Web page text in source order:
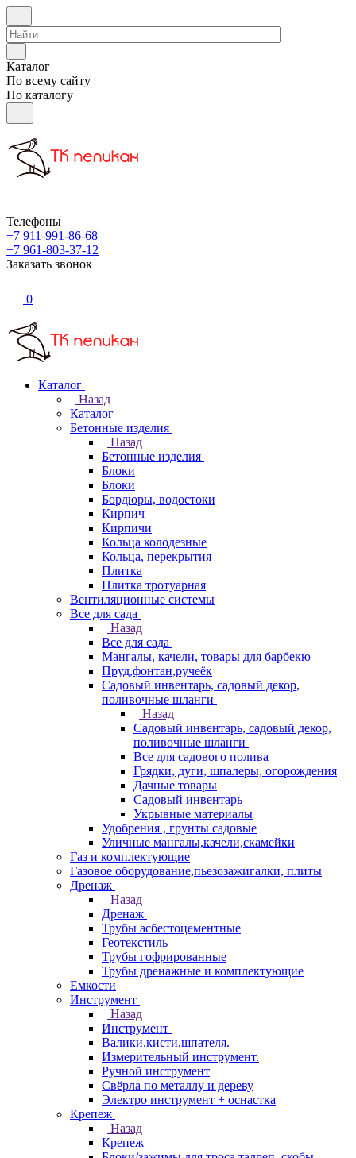
Каталог
По всему сайту
По каталогу
Телефоны
+7 911-991-86-68
+7 961-803-37-12
Заказать звонок
0
Каталог
Назад
Каталог
Бетонные изделия
Назад
Бетонные изделия
Блоки
Блоки
Бордюры, водостоки
Кирпич
Кирпичи
Кольца колодезные
Кольца, перекрытия
Плитка
Плитка тротуарная
Вентиляционные системы
Все для сада
Назад
Все для сада
Мангалы, качели, товары для барбекю
Пруд,фонтан,ручеёк
Садовый инвентарь, садовый декор,
поливочные шланги
Назад
Садовый инвентарь, садовый декор,
поливочные шланги
Все для садового полива
Грядки, дуги, шпалеры, огорождения
Дачные товары
Садовый инвентарь
Укрывные материалы
Удобрения , грунты садовые
Уличные мангалы,качели,скамейки
Газ и комплектующие
Газовое оборудование,пьезозажигалки, плиты
Дренаж
Назад
Дренаж
Трубы асбестоцементные
Геотекстиль
Трубы гофрированные
Трубы дренажные и комплектующие
Емкости
Инструмент
Назад
Инструмент
Валики,кисти,шпателя.
Измерительный инструмент.
Ручной инструмент
Свёрла по металлу и дереву
Электро инструмент + оснастка
Крепеж
Назад
Крепеж